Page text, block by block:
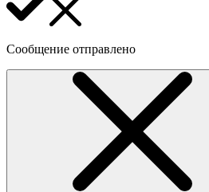
Сообщение отправлено